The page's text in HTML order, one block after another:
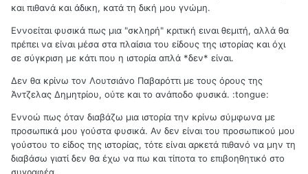
και πιθανά και άδικη, κατά τη δική μου γνώμη.
Εννοείται φυσικά πως μια "σκληρή" κριτική ειναι θεμιτή, αλλά θα
πρέπει να είναι μέσα στα πλαίσια του είδους της ιστορίας και όχι
σε σύγκριση με κάτι που η ιστορία απλά *δεν* είναι.
Δεν θα κρίνω τον Λουτσιάνο Παβαρόττι με τους όρους της
Άντζελας Δημητρίου, ούτε και το ανάποδο φυσικά. :tongue:
Εννοώ πως όταν διαβάζω μια ιστορία την κρίνω σύμφωνα με
προσωπικά μου γούστα φυσικά. Αν δεν είναι του προσωπικού μου
γούστου το είδος της ιστορίας, τότε είναι αρκετά πιθανό να μην τη
διαβάσω γιατί δεν θα έχω να πω και τίποτα το επιβοηθητικό στο